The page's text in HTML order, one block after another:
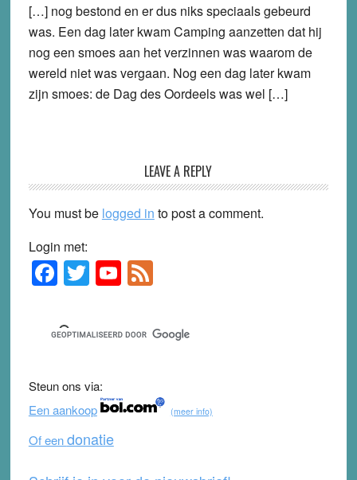
[…] nog bestond en er dus niks speciaals gebeurd
was. Een dag later kwam Camping aanzetten dat hij
nog een smoes aan het verzinnen was waarom de
wereld niet was vergaan. Nog een dag later kwam
zijn smoes: de Dag des Oordeels was wel […]
LEAVE A REPLY
You must be logged in to post a comment.
Login met:
Primary
Sidebar
F
a
c
e
b
o
o
k
T
wi
tt
er
Y
o
u
T
b
e
F
e
d
Steun ons via:
Een aankoop
(meer info)
Of eendonatie